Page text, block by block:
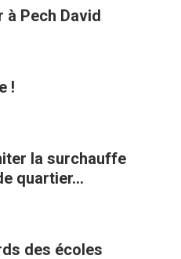
à Pech David
!
la surchauffe
quartier...
des écoles